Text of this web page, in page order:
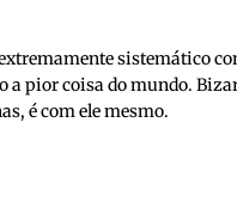
sistemático
a pior coisa do mundo.
é com ele mesmo.